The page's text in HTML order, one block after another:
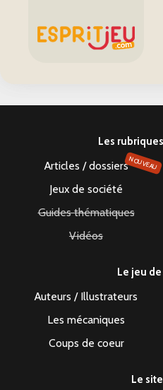
Les
Articles / dossiersNOUVEAU
Jeux de société
Guides thématiques
Vidéos
Le jeu
Auteurs / Illustrateurs
Les mécaniques
Coups de coeur
Le